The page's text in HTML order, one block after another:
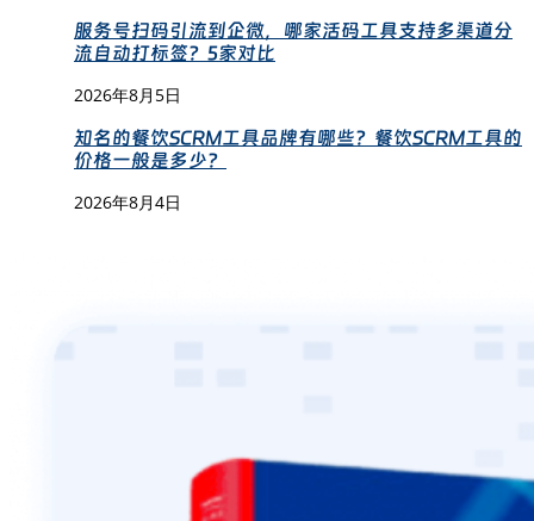
服务号扫码引流到企微，哪家活码工具支持多渠道分
流自动打标签？5家对比
2026年8月5日
知名的餐饮SCRM工具品牌有哪些？餐饮SCRM工具的
价格一般是多少？
2026年8月4日